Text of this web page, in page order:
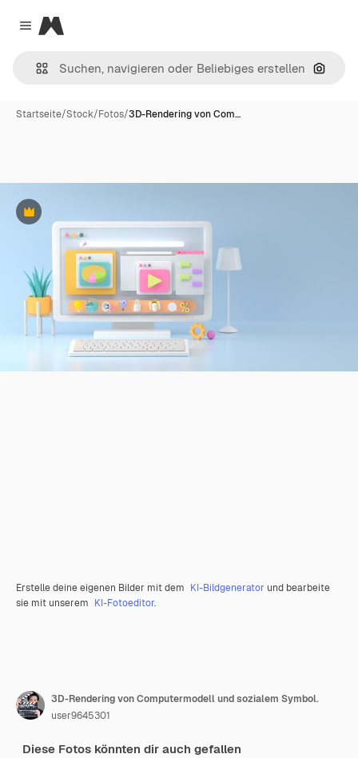
Close menu
Magnific
Nach
Startseite/Stock/Fotos/3D-Rendering von Com…
Premium
Erstelle deine eigenen Bilder mit dem KI-Bildgenerator und bearbeite
sie mit unserem KI-Fotoeditor.
3D-Rendering von Computermodell und sozialem Symbol.
user9645301
Diese Fotos könnten dir auch gefallen